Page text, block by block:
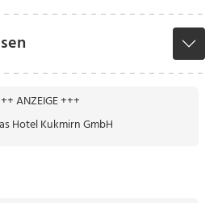
ANZEIGE +++